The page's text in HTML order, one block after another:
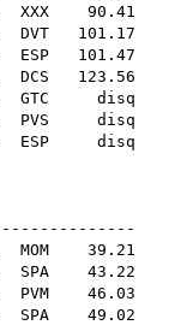
XXX 90.41
DVT 101.17
ESP 101.47
DCS 123.56
GTC disq
PVS disq
ESP disq
MOM 39.21
SPA 43.22
PVM 46.03
SPA 49.02